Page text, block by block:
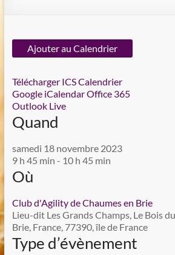
Ajouter au Calendrier
Télécharger ICSCalendrier
Google iCalendarOffice 365
Outlook Live
Quand
samedi 18 novembre 2023
9 h 45 min - 10 h 45 min
Où
Club d'Agility de Chaumes en Brie
Lieu-dit Les Grands Champs, Le Bois
Brie, France, 77390, île de France
Type d’évènement